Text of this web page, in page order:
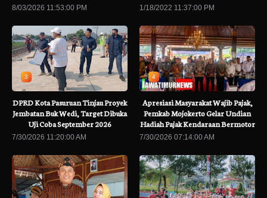
8/03/2026 11:53:00 PM 1/18/2022 11:37:00 PM
3
DPRD Kota Pasuruan Tinjau Proyek
Jembatan Buk Wedi, Target Dibuka
Uji Coba September 2026
7/30/2026 11:20:00 AM
4
Apresiasi Masyarakat Wajib Pajak,
Pemkab Mojokerto Gelar Undian
Hadiah Pajak Kendaraan Bermotor
7/30/2026 07:14:00 AM